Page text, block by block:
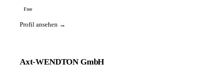
Free
Profil ansehen →
Axt-WENDTON GmbH